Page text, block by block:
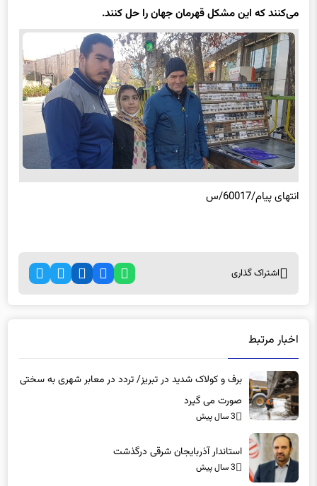
می‌کنند که این مشکل قهرمان جهان را حل کنند.
انتهایپیام/60017/س
اشتراک گذاری
اخبار مرتبط
برف و کولاک شدید در تبریز/ تردد در معابر شهری به سختی
صورت می گیرد
3 سال پیش
استاندار آذربایجان شرقی درگذشت
3 سال پیش